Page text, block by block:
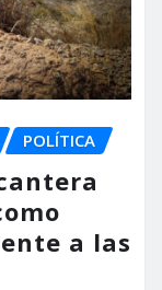
POLÍTICA
a las